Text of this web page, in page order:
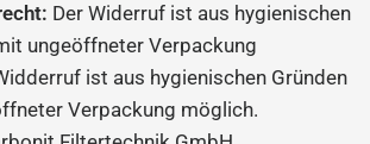
Der Widerruf ist aus hygienischen
ungeöffneter Verpackung
ist aus hygienischen Gründen
Verpackung möglich.